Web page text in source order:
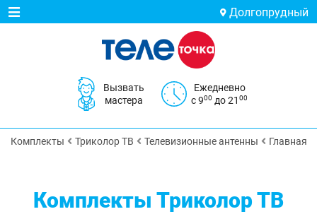
Долгопрудный
Вызвать
мастера
Ежедневно
с 900 до 2100
Комплекты Триколор ТВ Телевизионные антенны Главная
Комплекты Триколор ТВ